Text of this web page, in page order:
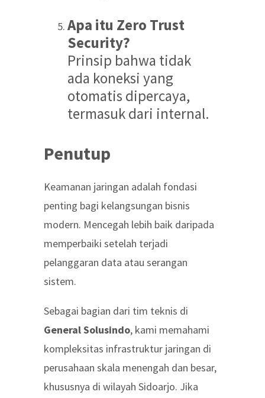
Apa itu Zero Trust
Security?
Prinsip bahwa tidak
ada koneksi yang
otomatis dipercaya,
termasuk dari internal.
Penutup
Keamanan jaringan adalah fondasi
penting bagi kelangsungan bisnis
modern. Mencegah lebih baik daripada
memperbaiki setelah terjadi
pelanggaran data atau serangan
sistem.
Sebagai bagian dari tim teknis di
General Solusindo, kami memahami
kompleksitas infrastruktur jaringan di
perusahaan skala menengah dan besar,
khususnya di wilayah Sidoarjo. Jika